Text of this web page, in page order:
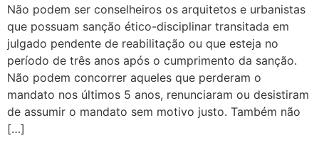
Não podem ser conselheiros os arquitetos e urbanistas
que possuam sanção ético-disciplinar transitada em
julgado pendente de reabilitação ou que esteja no
período de três anos após o cumprimento da sanção.
Não podem concorrer aqueles que perderam o
mandato nos últimos 5 anos, renunciaram ou desistiram
de assumir o mandato sem motivo justo. Também não
[…]